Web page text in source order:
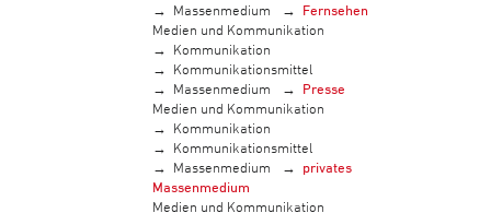
Massenmedium
Fernsehen
Medien und Kommunikation
Kommunikation
Kommunikationsmittel
Massenmedium
Presse
Medien und Kommunikation
Kommunikation
Kommunikationsmittel
Massenmedium
privates
Massenmedium
Medien und Kommunikation